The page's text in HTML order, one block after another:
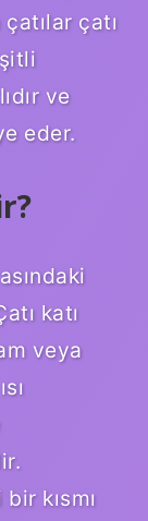
çatı
ve
eder.
katı
veya
kısmı